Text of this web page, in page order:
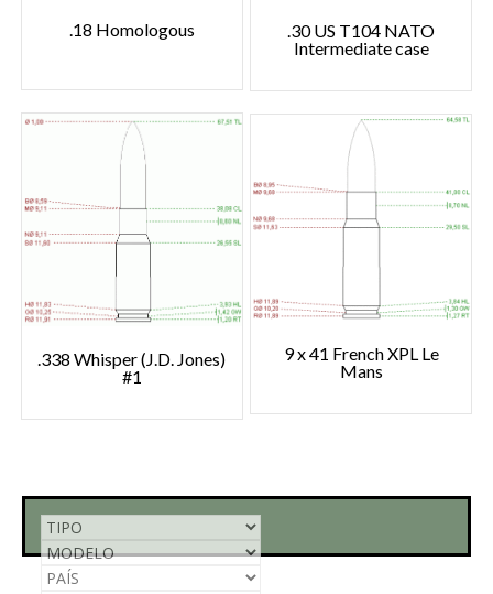
.18 Homologous
.30 US T104 NATO
Intermediate case
.338 Whisper (J.D. Jones)
#1
9 x 41 French XPL Le
Mans